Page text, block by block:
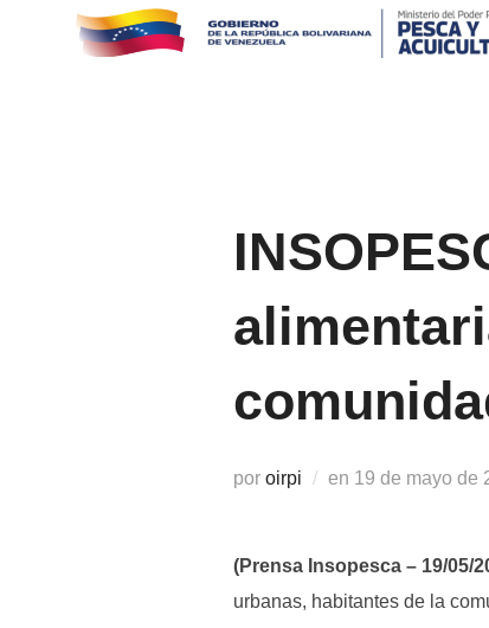
por oirpi en Publicado
19 de mayo de
(Prensa Insopesca – 19/05/
urbanas, habitantes de la